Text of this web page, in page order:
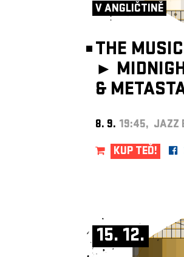
V ANGLIČTINĚ
THE
►
&
8. 9. 19:45, JAZZ
KUP TEĎ!
15. 12.